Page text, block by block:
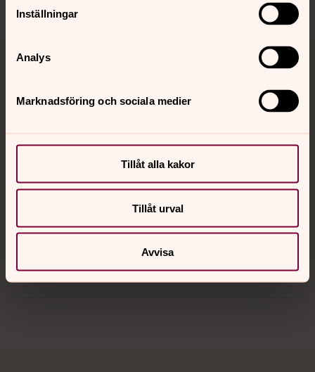
Inställningar
Analys
Marknadsföring och sociala medier
Tillåt alla kakor
Tillåt urval
Avvisa
Sociala kanaler